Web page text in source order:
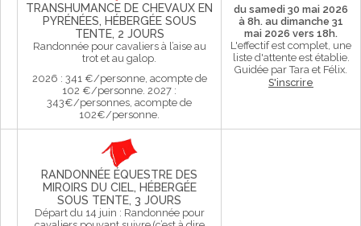
TRANSHUMANCE DE CHEVAUX EN
PYRÉNÉES, HÉBERGÉE SOUS
TENTE, 2 JOURS
Randonnée pour cavaliers à l’aise au
trot et au galop.
2026 : 341 €/personne, acompte de
102 €/personne. 2027 :
343€/personnes, acompte de
102€/personne.
du samedi 30 mai 2026
à 8h. au dimanche 31
mai 2026 vers 18h.
L'effectif est complet, une
liste d'attente est établie.
Guidée par Tara et Félix.
S'inscrire
RANDONNÉE ÉQUESTRE DES
MIROIRS DU CIEL, HÉBERGÉE
SOUS TENTE, 3 JOURS
Départ du 14 juin : Randonnée pour